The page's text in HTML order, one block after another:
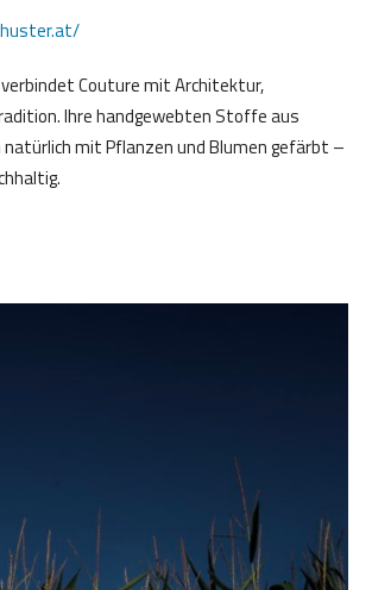
Couture mit Architektur,
Ihre handgewebten Stoffe aus
natürlich mit Pflanzen und Blumen gefärbt –